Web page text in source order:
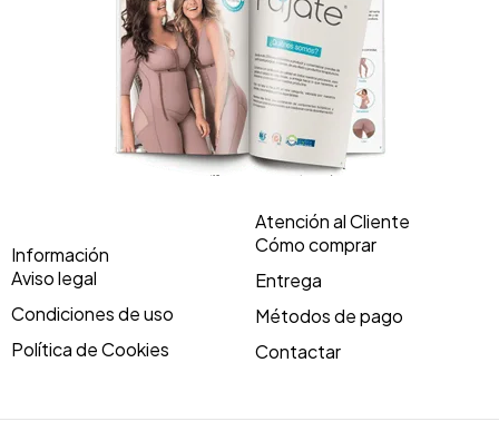
Información
Aviso legal
Condiciones de uso
Política de Cookies
Atención al Cliente
Cómo comprar
Entrega
Métodos de pago
Contactar